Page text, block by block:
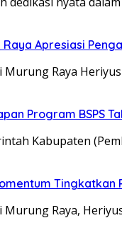
Apresiasi
Murung Raya
Program BSPS
Kabupaten
Tingkatkan
Raya,